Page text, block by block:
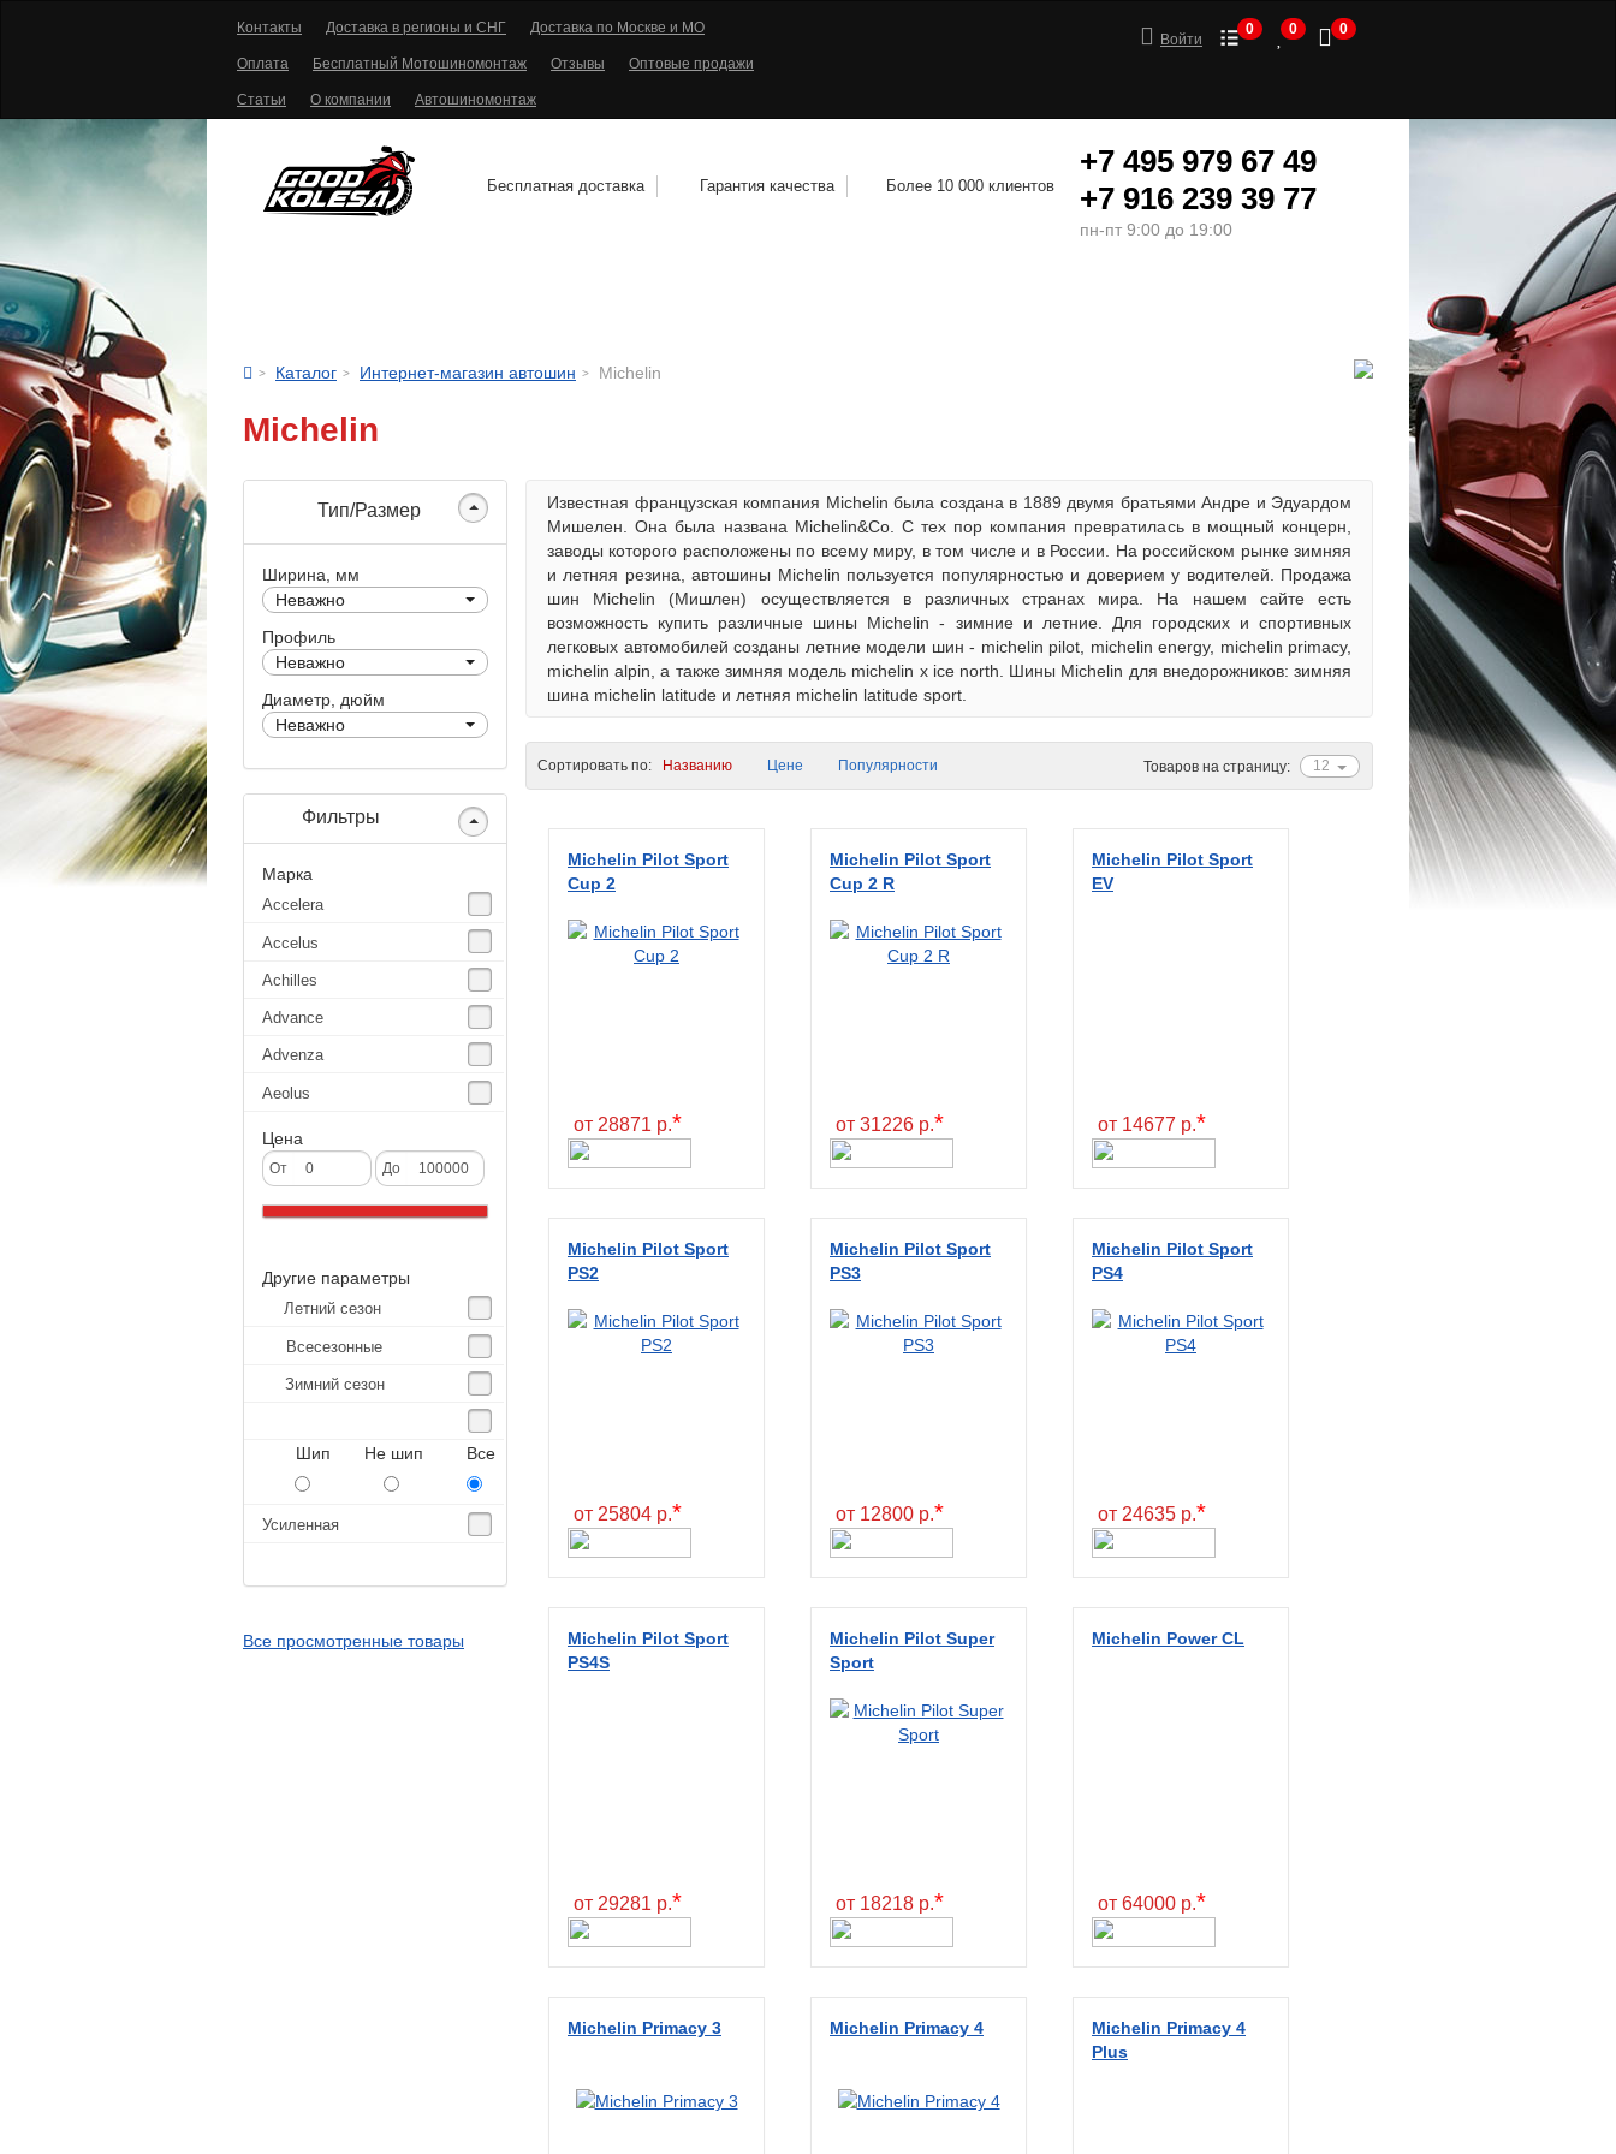
Контакты Доставка в регионы и СНГ Доставка по Москве и МО
Оплата Бесплатный Мотошиномонтаж Отзывы Оптовые продажи
Статьи О компании Автошиномонтаж
Войти
0 0 0
Бесплатная доставка Гарантия качества Более 10 000 клиентов
+7 495 979 67 49
+7 916 239 39 77
пн-пт 9:00 до 19:00
Каталог Интернет-магазин автошин Michelin
Michelin
Тип/Размер
Ширина, мм
Неважно
Профиль
Неважно
Диаметр, дюйм
Неважно
Фильтры
Марка
Accelera
Accelus
Achilles
Advance
Advenza
Aeolus
Agate
Agrica
Alliance
Altura
Amberstone
Amtel
Anjie
Aplus
Цена
От До
Другие параметры
Летний сезон
Всесезонные
Зимний сезон
Шип Не шип Все
Усиленная
Все просмотренные товары
Известная французская компания Michelin была создана в 1889 двумя братьями Андре и Эдуардом
Мишелен. Она была названа Michelin&Co. C тех пор компания превратилась в мощный концерн,
заводы которого расположены по всему миру, в том числе и в России. На российском рынке зимняя
и летняя резина, автошины Michelin пользуется популярностью и доверием у водителей. Продажа
шин Michelin (Мишлен) осуществляется в различных странах мира. На нашем сайте есть
возможность купить различные шины Michelin - зимние и летние. Для городских и спортивных
легковых автомобилей созданы летние модели шин - michelin pilot, michelin energy, michelin primacy,
michelin alpin, а также зимняя модель michelin x ice north. Шины Michelin для внедорожников: зимняя
шина michelin latitude и летняя michelin latitude sport.
12
Товаров на страницу:
Сортировать по: Названию Цене Популярности
Michelin Pilot Sport
Cup 2
от 28871 р.*
Michelin Pilot Sport
Cup 2 R
от 31226 р.*
Michelin Pilot Sport
EV
от 14677 р.*
Michelin Pilot Sport
PS2
от 25804 р.*
Michelin Pilot Sport
PS3
от 12800 р.*
Michelin Pilot Sport
PS4
от 24635 р.*
Michelin Pilot Sport
PS4S
от 29281 р.*
Michelin Pilot Super
Sport
от 18218 р.*
Michelin Power CL
от 64000 р.*
Michelin Primacy 3 Michelin Primacy 4
Michelin Primacy 4
Plus